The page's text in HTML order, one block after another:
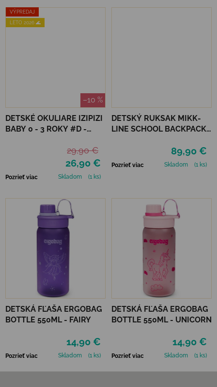
VÝPREDAJ
LETO 2026 🌊
–10 %
DETSKÉ OKULIARE IZIPIZI
BABY 0 - 3 ROKY #D -
26,90 €
29,90 €
Pozrieť viac Skladom (1 ks)
DETSKÝ RUKSAK MIKK-
LINE SCHOOL BACKPACK -
89,90 €
Pozrieť viac Skladom (1 ks)
DETSKÁ FĽAŠA ERGOBAG
BOTTLE 550ML - FAIRY
14,90 €
Pozrieť viac Skladom (1 ks)
DETSKÁ FĽAŠA ERGOBAG
BOTTLE 550ML - UNICORN
14,90 €
Pozrieť viac Skladom (1 ks)